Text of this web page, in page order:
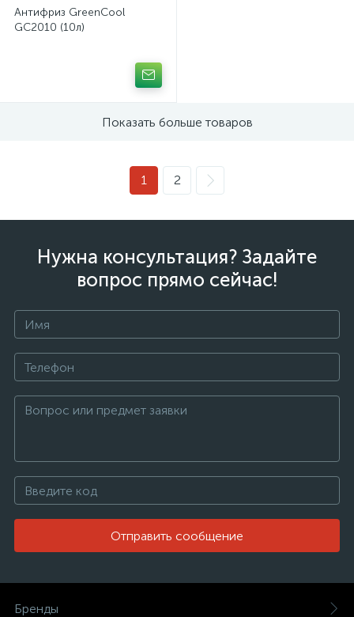
Антифриз GreenCool
GC2010 (10л)
Показать больше товаров
1 2
Нужна консультация? Задайте
вопрос прямо сейчас!
Отправить сообщение
Бренды